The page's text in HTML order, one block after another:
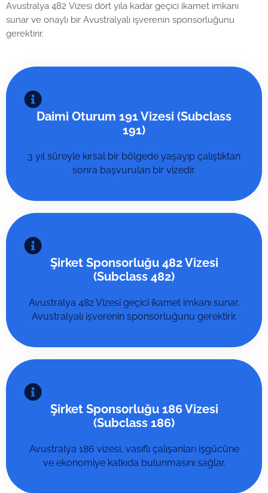
Avustralya 482 Vizesi dört yıla kadar geçici ikamet imkanı
sunar ve onaylı bir Avustralyalı işverenin sponsorluğunu
gerektirir.
Daimi Oturum 191 Vizesi (Subclass
191)
3 yıl süreyle kırsal bir bölgede yaşayıp çalıştıktan
sonra başvurulan bir vizedir.
Şirket Sponsorluğu 482 Vizesi
(Subclass 482)
Avustralya 482 Vizesi geçici ikamet imkanı sunar,
Avustralyalı işverenin sponsorluğunu gerektirir.
Şirket Sponsorluğu 186 Vizesi
(Subclass 186)
Avustralya 186 vizesi, vasıflı çalışanları işgücüne
ve ekonomiye katkıda bulunmasını sağlar.